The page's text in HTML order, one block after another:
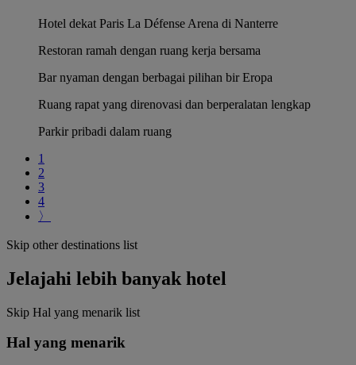
Hotel dekat Paris La Défense Arena di Nanterre
Restoran ramah dengan ruang kerja bersama
Bar nyaman dengan berbagai pilihan bir Eropa
Ruang rapat yang direnovasi dan berperalatan lengkap
Parkir pribadi dalam ruang
1
2
3
4
〉
Skip other destinations list
Jelajahi lebih banyak hotel
Skip Hal yang menarik list
Hal yang menarik